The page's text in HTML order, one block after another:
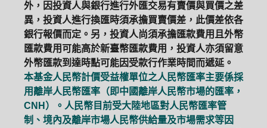
外，因投資人與銀行進行外匯交易有賣價與買價之差
異，投資人進行換匯時須承擔買賣價差，此價差依各
銀行報價而定。另，投資人尚須承擔匯款費用且外幣
匯款費用可能高於新臺幣匯款費用，投資人亦須留意
外幣匯款到達時點可能因受款行作業時間而遞延。
本基金人民幣計價受益權單位之人民幣匯率主要係採
用離岸人民幣匯率（即中國離岸人民幣市場的匯率，
CNH）。人民幣目前受大陸地區對人民幣匯率管
制、境內及離岸市場人民幣供給量及市場需求等因